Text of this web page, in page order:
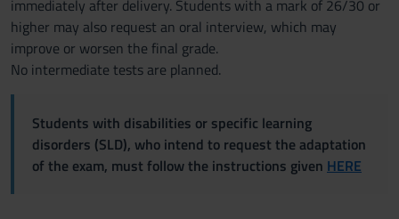
immediately after delivery. Students with a mark of 26/30 or
higher may also request an oral interview, which may
improve or worsen the final grade.
No intermediate tests are planned.
Students with disabilities or specific learning
disorders (SLD), who intend to request the adaptation
of the exam, must follow the instructions given HERE